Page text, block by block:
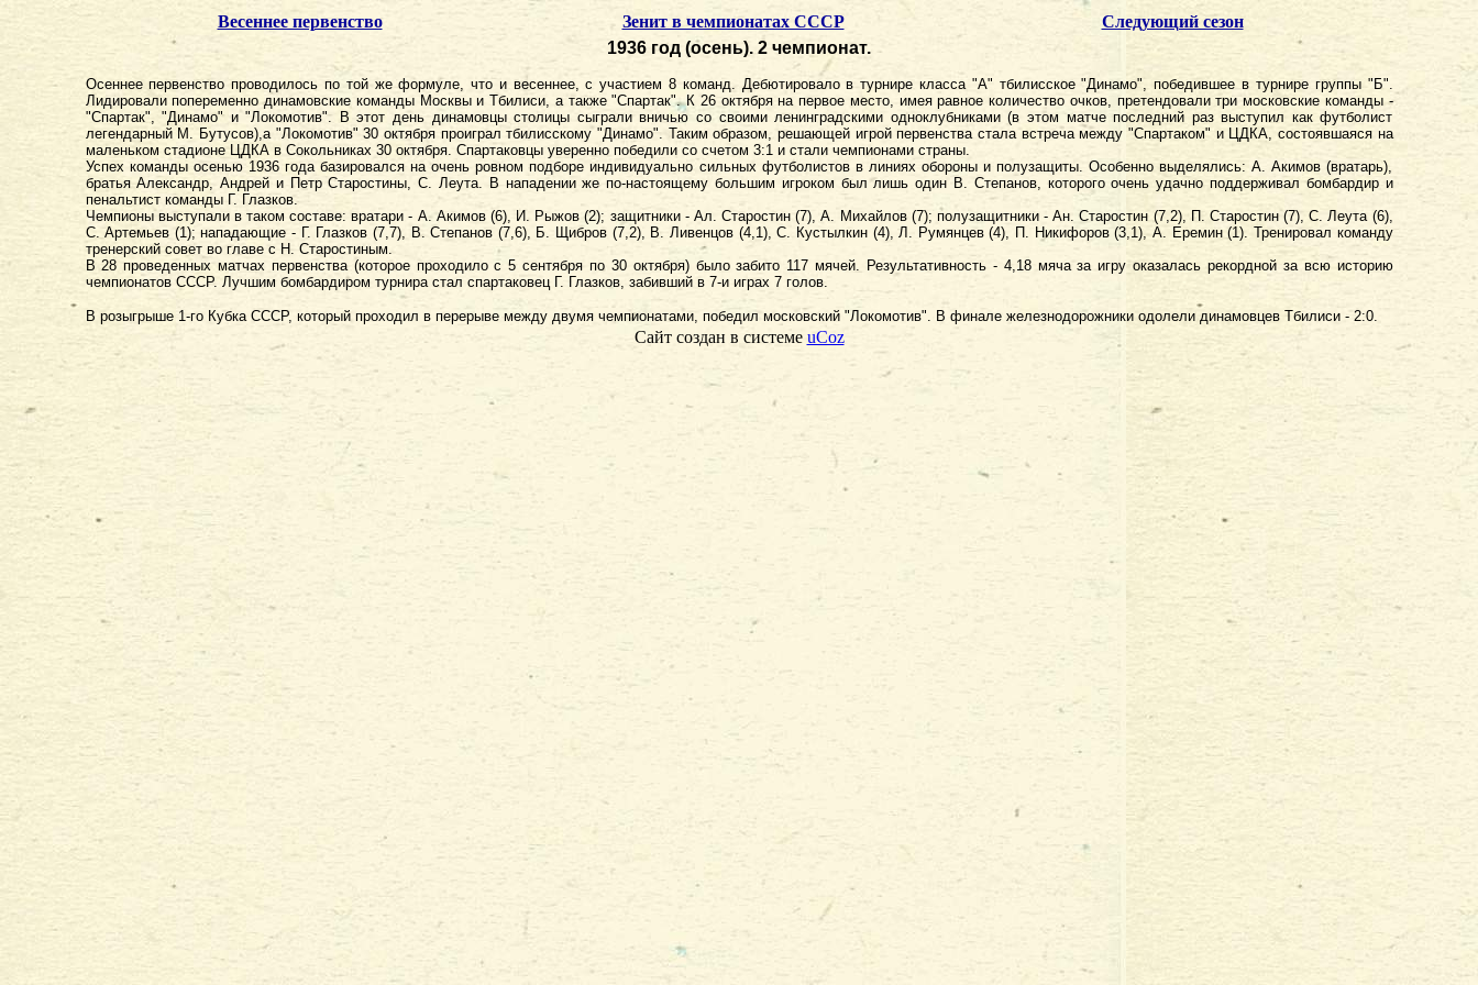
Весеннее первенство Зенит в чемпионатах СССР
Следующий сезон
1936 год (осень). 2 чемпионат.
Осеннее первенство проводилось по той же формуле, что и весеннее, с участием 8 команд. Дебютировало в турнире класса "А" тбилисское "Динамо", победившее в турнире группы "Б".
Лидировали попеременно динамовские команды Москвы и Тбилиси, а также "Спартак". К 26 октября на первое место, имея равное количество очков, претендовали три московские команды -
"Спартак", "Динамо" и "Локомотив". В этот день динамовцы столицы сыграли вничью со своими ленинградскими одноклубниками (в этом матче последний раз выступил как футболист
легендарный М. Бутусов),а "Локомотив" 30 октября проиграл тбилисскому "Динамо". Таким образом, решающей игрой первенства стала встреча между "Спартаком" и ЦДКА, состоявшаяся на
маленьком стадионе ЦДКА в Сокольниках 30 октября. Спартаковцы уверенно победили со счетом 3:1 и стали чемпионами страны.
Успех команды осенью 1936 года базировался на очень ровном подборе индивидуально сильных футболистов в линиях обороны и полузащиты. Особенно выделялись: А. Акимов (вратарь),
братья Александр, Андрей и Петр Старостины, С. Леута. В нападении же по-настоящему большим игроком был лишь один В. Степанов, которого очень удачно поддерживал бомбардир и
пенальтист команды Г. Глазков.
Чемпионы выступали в таком составе: вратари - А. Акимов (6), И. Рыжов (2); защитники - Ал. Старостин (7), А. Михайлов (7); полузащитники - Ан. Старостин (7,2), П. Старостин (7), С. Леута (6),
С. Артемьев (1); нападающие - Г. Глазков (7,7), В. Степанов (7,6), Б. Щибров (7,2), В. Ливенцов (4,1), С. Кустылкин (4), Л. Румянцев (4), П. Никифоров (3,1), А. Еремин (1). Тренировал команду
тренерский совет во главе с Н. Старостиным.
В 28 проведенных матчах первенства (которое проходило с 5 сентября по 30 октября) было забито 117 мячей. Результативность - 4,18 мяча за игру оказалась рекордной за всю историю
чемпионатов СССР. Лучшим бомбардиром турнира стал спартаковец Г. Глазков, забивший в 7-и играх 7 голов.
В розыгрыше 1-го Кубка СССР, который проходил в перерыве между двумя чемпионатами, победил московский "Локомотив". В финале железнодорожники одолели динамовцев Тбилиси - 2:0.
Сайт создан в системе uCoz